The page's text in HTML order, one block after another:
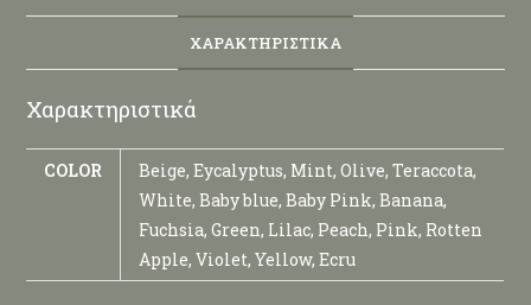
ΧΑΡΑΚΤΗΡΙΣΤΙΚΆ
Χαρακτηριστικά
COLOR
Beige, Eycalyptus, Mint, Olive, Teraccota,
White, Baby blue, Baby Pink, Banana,
Fuchsia, Green, Lilac, Peach, Pink, Rotten
Apple, Violet, Yellow, Ecru